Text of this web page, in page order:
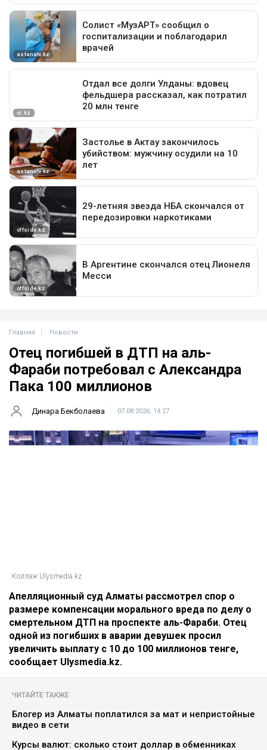
Главная Новости
Отец погибшей в ДТП на аль-
Фараби потребовал с Александра
Пака 100 миллионов
Динара Бекболаева 07.08.2026, 14:27
Коллаж Ulysmedia.kz
Апелляционный суд Алматы рассмотрел спор о
размере компенсации морального вреда по делу о
смертельном ДТП на проспекте аль-Фараби. Отец
одной из погибших в аварии девушек просил
увеличить выплату с 10 до 100 миллионов тенге,
сообщает Ulysmedia.kz.
ЧИТАЙТЕ ТАКЖЕ
Блогер из Алматы поплатился за мат и непристойные
видео в сети
Курсы валют: сколько стоит доллар в обменниках